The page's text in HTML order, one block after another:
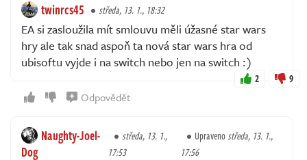
twinrcs45 středa, 13. 1., 18:32
EA si zasloužila mít smlouvu měli úžasné star wars
hry ale tak snad aspoň ta nová star wars hra od
ubisoftu vyjde i na switch nebo jen na switch :)
2 9
Odpovědět
Naughty-Joel-
Dog
středa, 13. 1.,
17:53
Upravenostředa, 13. 1.,
17:56